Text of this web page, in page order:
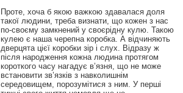
Проте, хоча б якою важкою здавалася доля
такої людини, треба визнати, що кожен з нас
по-своєму замкнений у своєрідну кулю. Такою
кулею є наша черепна коробка. А відчиняють
дверцята цієї коробки зір і слух. Відразу ж
після народження кожна людина протягом
короткого часу нагадує в’язня, що не може
встановити зв’язків з навколишнім
середовищем, порозумітися з ним. У перші